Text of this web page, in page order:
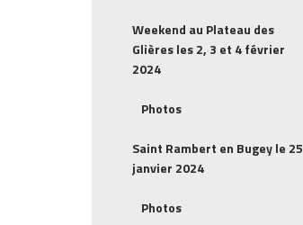
Weekend au Plateau des
Glières les 2, 3 et 4 février
2024
Photos
Saint Rambert en Bugey le 25
janvier 2024
Photos